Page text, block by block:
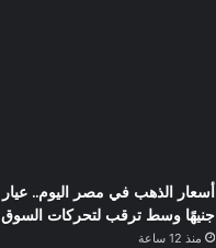
جنيهًا وسط ترقب لتحركات السوق
منذ 12 ساعة